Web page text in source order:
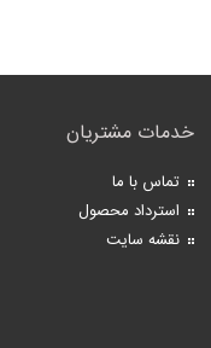
خدمات مشتریان
تماس با ما
استرداد محصول
نقشه سایت